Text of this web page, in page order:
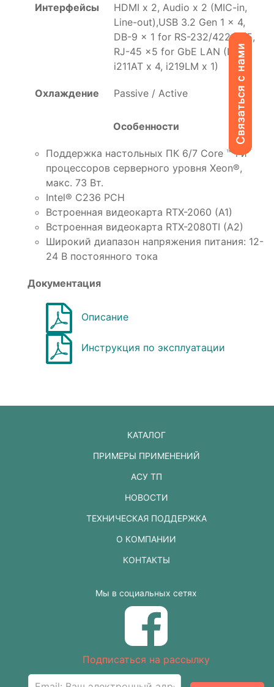
Интерфейсы
HDMI x 2, Audio x 2 (MIC-in,
Line-out),USB 3.2 Gen 1 x 4,
DB-9 x 1 for RS-232/422/485,
RJ-45 x5 for GbE LAN (Intel
i211AT x 4, i219LM x 1)
Охлаждение Passive / Active
Особенности
Поддержка настольных ПК 6/7 Core ™ i и
процессоров серверного уровня Xeon®,
макс. 73 Вт.
Intel® C236 PCH
Встроенная видеокарта RTX-2060 (A1)
Встроенная видеокарта RTX-2080TI (A2)
Широкий диапазон напряжения питания: 12-
24 В постоянного тока
Документация
Описание
Инструкция по эксплуатации
КАТАЛОГ
ПРИМЕРЫ ПРИМЕНЕНИЙ
АСУ ТП
НОВОСТИ
ТЕХНИЧЕСКАЯ ПОДДЕРЖКА
О КОМПАНИИ
КОНТАКТЫ
Мы в социальных сетях
Подписаться на рассылку